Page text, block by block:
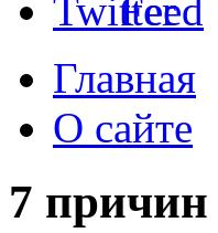
Главная
О сайте
7